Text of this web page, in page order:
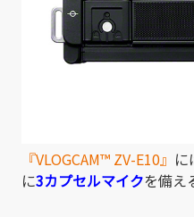
『VLOGCAM™ ZV-E10』 に
に3カプセルマイクを備え